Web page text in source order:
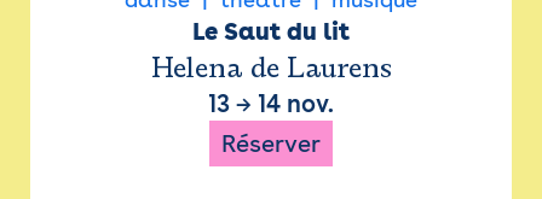
Le Saut du lit
Helena de Laurens
13 → 14 nov.
Réserver